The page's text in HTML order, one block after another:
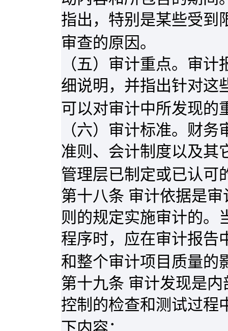
指出，特别是某些受到
审查的原因。
（五）审计重点。审
细说明，并指出针对这
可以对审计中所发现的
（六）审计标准。财
准则、会计制度以及其
管理层已制定或已认可
第十八条 审计依据是
则的规定实施审计的。
程序时，应在审计报告
和整个审计项目质量的
第十九条 审计发现是
控制的检查和测试过程